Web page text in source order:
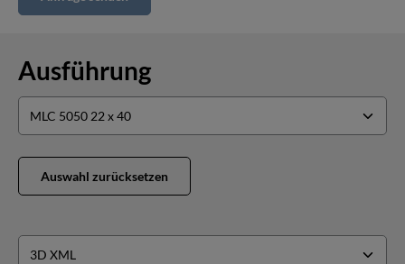
Ausführung
Auswahl zurücksetzen